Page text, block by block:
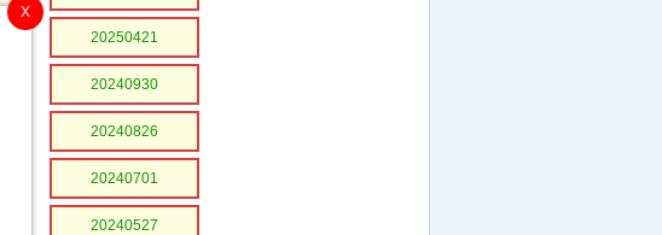
X
20250421
20240930
20240826
20240701
20240527